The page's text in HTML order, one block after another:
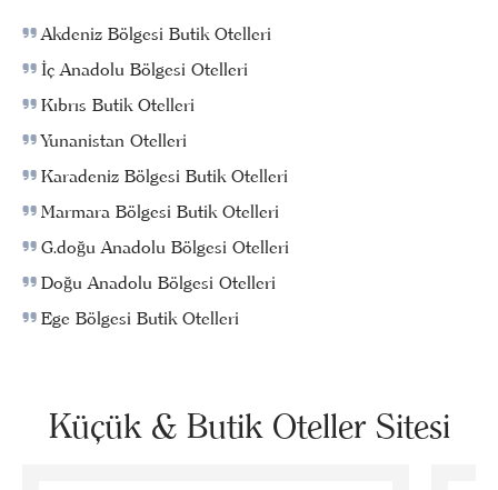
Akdeniz Bölgesi Butik Otelleri
İç Anadolu Bölgesi Otelleri
Kıbrıs Butik Otelleri
Yunanistan Otelleri
Karadeniz Bölgesi Butik Otelleri
Marmara Bölgesi Butik Otelleri
G.doğu Anadolu Bölgesi Otelleri
Doğu Anadolu Bölgesi Otelleri
Ege Bölgesi Butik Otelleri
Küçük & Butik Oteller Sitesi